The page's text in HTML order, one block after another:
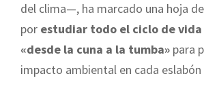
del clima—, ha marcado una hoja
por estudiar todo el ciclo de
«desde la cuna a la tumba» para
impacto ambiental en cada eslabón